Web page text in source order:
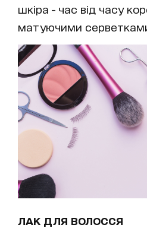
шкіра - час від часу
матуючими
ЛАК ДЛЯ ВОЛОССЯ